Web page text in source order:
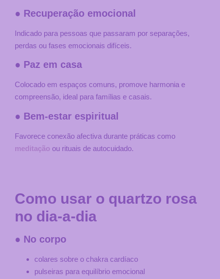
● Recuperação emocional
Indicado para pessoas que passaram por separações,
perdas ou fases emocionais difíceis.
● Paz em casa
Colocado em espaços comuns, promove harmonia e
compreensão, ideal para famílias e casais.
● Bem-estar espiritual
Favorece conexão afectiva durante práticas como
meditação ou rituais de autocuidado.
Como usar o quartzo rosa
no dia-a-dia
● No corpo
colares sobre o chakra cardíaco
pulseiras para equilíbrio emocional